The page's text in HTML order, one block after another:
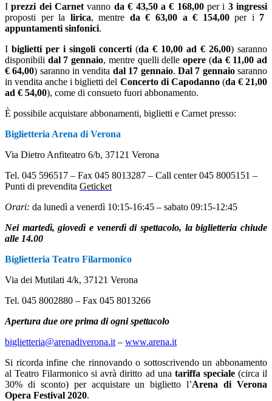
Iprezzi dei Carnet vanno da € 43,50 a € 168,00per i 3 ingressi
proposti per la lirica, mentre da € 63,00 a € 154,00per i 7
appuntamenti sinfonici.
I biglietti per i singoli concerti (da € 10,00 ad € 26,00) saranno
disponibili dal 7 gennaio, mentre quelli delleopere (da € 11,00 ad
€ 64,00) saranno in vendita dal 17 gennaio. Dal 7 gennaiosaranno
in vendita anche i biglietti del Concerto di Capodanno(da € 21,00
ad € 54,00), come di consueto fuori abbonamento.
È possibile acquistare abbonamenti, biglietti e Carnet presso:
Biglietteria Arena di Verona
Via Dietro Anfiteatro 6/b, 37121 Verona
Tel. 045 596517 – Fax 045 8013287 – Call center 045 8005151 –
Punti di prevendita Geticket
Orari: da lunedì a venerdì 10:15-16:45 – sabato 09:15-12:45
Nei martedì, giovedì e venerdì di spettacolo, la biglietteria chiude
alle 14.00
Biglietteria Teatro Filarmonico
Via dei Mutilati 4/k, 37121 Verona
Tel. 045 8002880 – Fax 045 8013266
Apertura due ore prima di ogni spettacolo
biglietteria@arenadiverona.it – www.arena.it
Si ricorda infine che rinnovando o sottoscrivendo un abbonamento
al Teatro Filarmonico si avrà diritto ad una tariffa speciale(circa il
30% di sconto) per acquistare un biglietto l’Arena di Verona
Opera Festival 2020.